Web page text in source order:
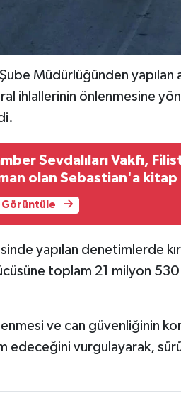
Müdürlüğünden yapılan
ihlallerinin önlenmesine
Sevdalıları Vakfı,
olan Sebastian'a
Görüntüle
yapılan denetimlerde
toplam 21 milyon
ve can güvenliğinin
edeceğini vurgulayarak,